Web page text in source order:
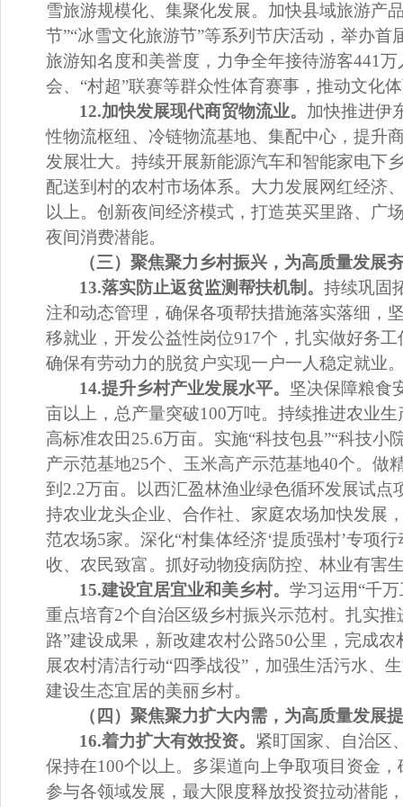
雪旅游规模化、集聚化发展。 加快县域旅游产
节”“冰雪文化旅游节”等系列节庆活动，举办首
旅游知名度和美誉度 ，力争全年接待游客441万
会、 “村超”联赛等群众性体育赛事，推动文化
12.加快发展现代商贸物流业。 加快推进伊
性物流枢纽、冷链物流基地、集配中心，提升
发展壮大。持续开展新能源汽车和智能家电下
配送到村的农村市场体系。大力发展网红经济
以上。创新夜间经济模式，打造英买里路、广
夜间消费潜能。
（三）聚焦聚力乡村振兴，为高质量发展
13.落实防止返贫监测帮扶机制 。持续巩固
注和动态管理，确保各项帮扶措施落实落细，
移就业， 开发公益性岗位917个， 扎实做好务
确保有劳动力的脱贫户实现一户一人稳定就业
14.提升乡村产业发展水平。 坚决保障粮食
亩以上 ，总产量突破100万吨。 持续推进农业生
高标准农田 25.6万亩。实施“科技包县”“科技小
产示范基地25个、玉米高产示范基地40个。 做
到 2.2万亩。
以西汇盈林渔业绿色循环发展试
持农业龙头企业、合作社、家庭农场加快发展
范农场5家。 深化“村集体经济‘提质强村’专项行
收、农民致富。 抓好动物疫病防控、林业有害
15.建设宜居宜业和美乡村。学习运用“千
重点培育2个自治区级乡村振兴示范村。 扎实推
路”建设成果，新改建农村公路50公里，完成农
展农村清洁行动“四季战役” ，加强生活污水、
建设生态宜居的美丽乡村。
（四）聚焦聚力扩大内需，为高质量发展
16.着力扩大有效投资。 紧盯国家、自治区
保持在100个以上。多渠道向上争取项目资金
参与各领域发展，最大限度释放投资拉动潜能